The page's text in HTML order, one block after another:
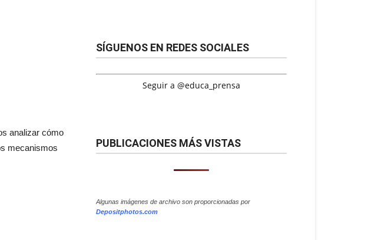
analizar cómo
mecanismos
SÍGUENOS EN REDES SOCIALES
Seguir a @educa_prensa
PUBLICACIONES MÁS VISTAS
Algunas imágenes de archivo son proporcionadas por
Depositphotos.com